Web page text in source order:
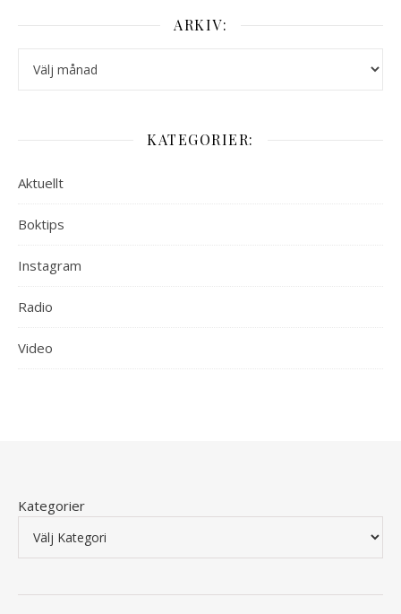
ARKIV:
KATEGORIER:
Aktuellt
Boktips
Instagram
Radio
Video
Kategorier